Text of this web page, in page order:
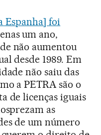
Espanha] foi
um ano,
não aumentou
desde 1989. Em
não saiu das
a PETRA são o
de licenças iguais
as
de um número